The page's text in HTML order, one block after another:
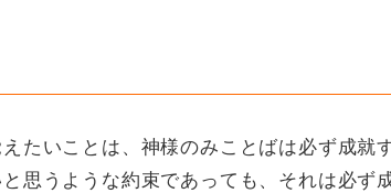
たいことは、神様のみことばは必ず成
思うような約束であっても、それは必